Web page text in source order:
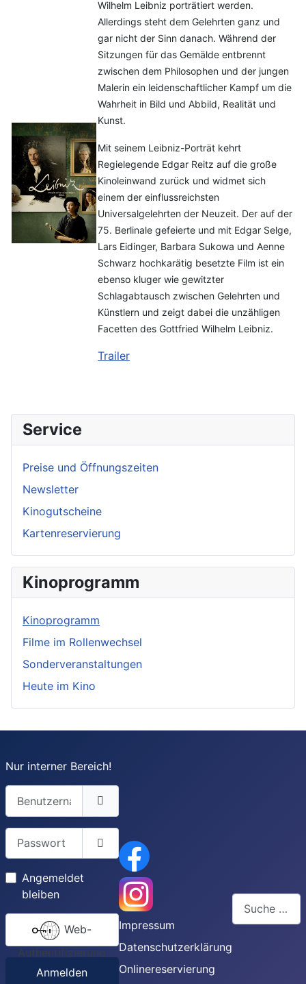
Wilhelm Leibniz porträtiert werden.
Allerdings steht dem Gelehrten ganz und
gar nicht der Sinn danach. Während der
Sitzungen für das Gemälde entbrennt
zwischen dem Philosophen und der jungen
Malerin ein leidenschaftlicher Kampf um die
Wahrheit in Bild und Abbild, Realität und
Kunst.
Mit seinem Leibniz-Porträt kehrt
Regielegende Edgar Reitz auf die große
Kinoleinwand zurück und widmet sich
einem der einflussreichsten
Universalgelehrten der Neuzeit. Der auf der
75. Berlinale gefeierte und mit Edgar Selge,
Lars Eidinger, Barbara Sukowa und Aenne
Schwarz hochkarätig besetzte Film ist ein
ebenso kluger wie gewitzter
Schlagabtausch zwischen Gelehrten und
Künstlern und zeigt dabei die unzähligen
Facetten des Gottfried Wilhelm Leibniz.
Trailer
Service
Preise und Öffnungszeiten
Newsletter
Kinogutscheine
Kartenreservierung
Kinoprogramm
Kinoprogramm
Filme im Rollenwechsel
Sonderveranstaltungen
Heute im Kino
Nur interner Bereich!
Passwort
Passwort anzeigen
Angemeldet
bleiben
Web-
Authentifizierung
Anmelden
Impressum
Datenschutzerklärung
Onlinereservierung
Suchen